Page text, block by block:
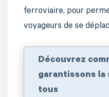
ferroviaire, pour
voyageurs de se
Découvrez
garantissons la
tous